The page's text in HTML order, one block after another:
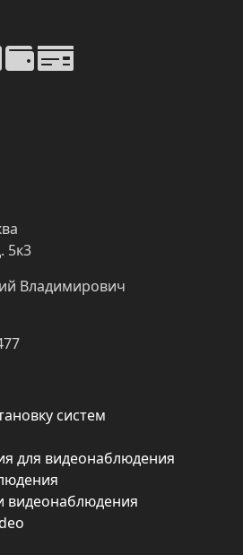
5к3
Владимирович
систем
для видеонаблюдения
видеонаблюдения